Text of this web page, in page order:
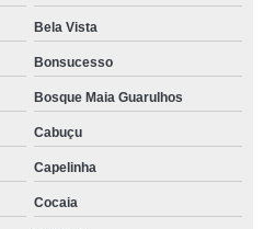
Fortaleza
sp Sadokim
Bela Vista
Bonsucesso
Bosque Maia Guarulhos
Cabuçu
Capelinha
Cocaia